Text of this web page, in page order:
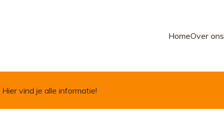
HomeOver ons
Hier vind je alle informatie!